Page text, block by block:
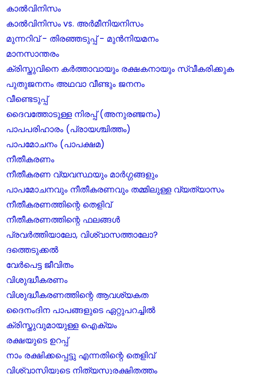
കാൽവിനിസം
കാൽവിനിസം vs. അർമീനിയനിസം
മുന്നറിവ് - തിരഞ്ഞടുപ്പ് - മുൻനിയമനം
മാനസാന്തരം
ക്രിസ്തുവിനെ കർത്താവായും രക്ഷകനായും സ്വീകരിക്കുക
പുതുജനനം അഥവാ വീണ്ടും ജനനം
വീണ്ടെടുപ്പ്
ദൈവത്തോടുള്ള നിരപ്പ് (അനുരഞ്ജനം)
പാപപരിഹാരം (പ്രായശ്ചിത്തം)
പാപമോചനം (പാപക്ഷമ)
നീതീകരണം
നീതീകരണ വ്യവസ്ഥയും മാർഗ്ഗങ്ങളും
പാപമോചനവും നീതീകരണവും തമ്മിലുള്ള വ്യത്യാസം
നീതീകരണത്തിന്റെ തെളിവ്
നീതീകരണത്തിന്റെ ഫലങ്ങൾ
പ്രവർത്തിയാലോ, വിശ്വാസത്താലോ?
ദത്തെടുക്കൽ
വേർപെട്ട ജീവിതം
വിശുദ്ധീകരണം
വിശുദ്ധീകരണത്തിന്റെ ആവശ്യകത
ദൈനംദിന പാപങ്ങളുടെ ഏറ്റുപറച്ചിൽ
ക്രിസ്തുവുമായുള്ള ഐക്യം
രക്ഷയുടെ ഉറപ്പ്
നാം രക്ഷിക്കപ്പെട്ടു എന്നതിന്റെ തെളിവ്
വിശ്വാസിയുടെ നിത്യസുരക്ഷിതത്തം